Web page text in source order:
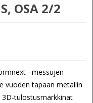
OSA 2/2
–messujen
vuoden tapaan metallin
tulostusmarkkinat